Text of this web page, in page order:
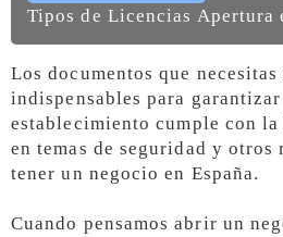
Tipos de Licencias Apertura
Los documentos que necesitas
indispensables para garantizar
establecimiento cumple con
en temas de seguridad y otros
tener un negocio en España.
Cuando pensamos abrir un